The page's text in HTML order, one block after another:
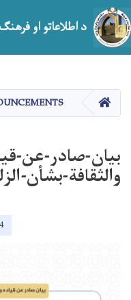
د اطلاعاتو او
HOME
بيان-صادر-عن-
والثقافة-بشأن-